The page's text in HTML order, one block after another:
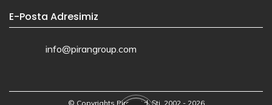
E-Posta Adresimiz
info@pirangroup.com
© Copyrights Piran Ltd. Şti. 2002 - 2026